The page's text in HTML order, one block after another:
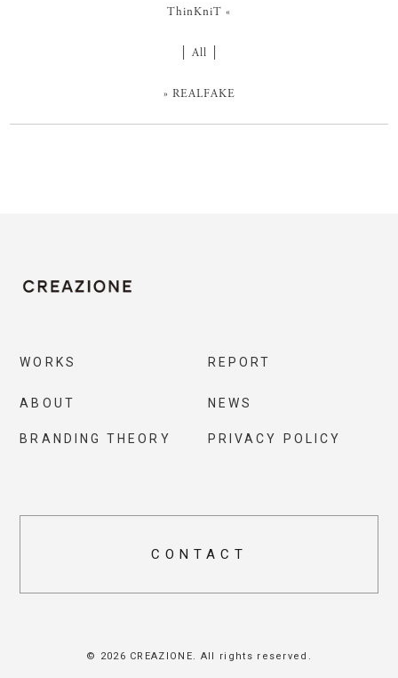
ThinKniT «
All
» REALFAKE
WORKS
ABOUT
BRANDING THEORY
REPORT
NEWS
PRIVACY POLICY
CONTACT
© 2026 CREAZIONE. All rights reserved.